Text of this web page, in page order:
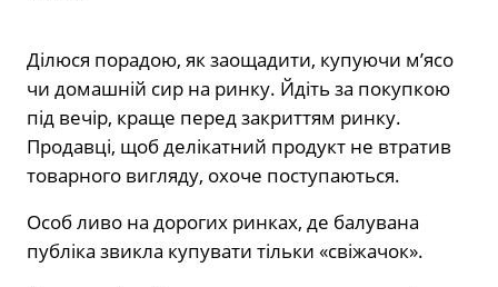
Ділюся порадою, як заощадити, купуючи м’ясо
чи домашній сир на ринку. Йдіть за покупкою
під вечір, краще перед закриттям ринку.
Продавці, щоб делікатний продукт не втратив
товарного вигляду, охоче поступаються.
Особ ливо на дорогих ринках, де балувана
публіка звикла купувати тільки «свіжачок».